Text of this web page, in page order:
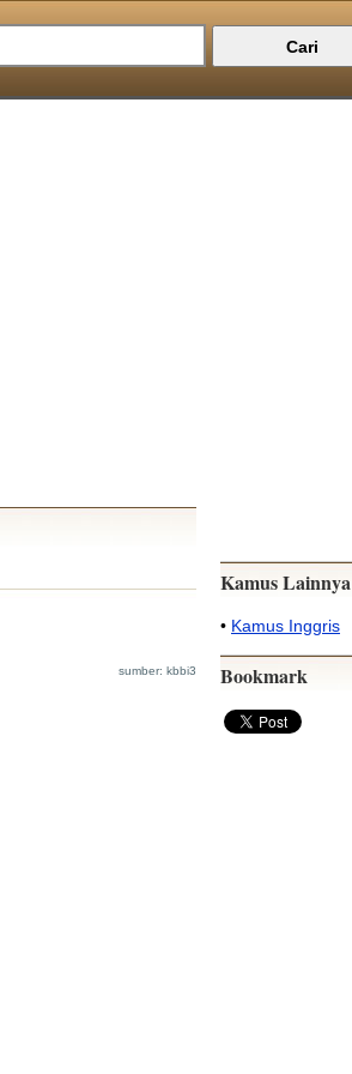
sumber: kbbi3
Kamus Lainnya
• Kamus Inggris
Bookmark